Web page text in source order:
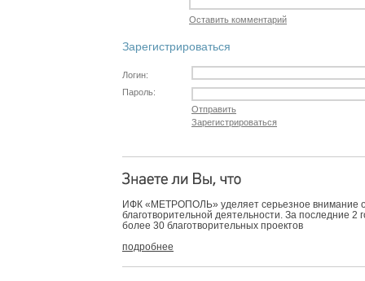
Оставить комментарий
Зарегистрироваться
Логин:
Пароль:
Отправить
Зарегистрироваться
ИФК «МЕТРОПОЛЬ» уделяет серьезное внимание
благотворительной деятельности. За последние 2
более 30 благотворительных проектов
подробнее